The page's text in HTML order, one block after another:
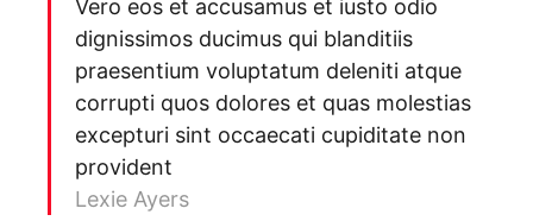
Vero eos et accusamus et iusto odio
dignissimos ducimus qui blanditiis
praesentium voluptatum deleniti atque
corrupti quos dolores et quas molestias
excepturi sint occaecati cupiditate non
provident
Lexie Ayers